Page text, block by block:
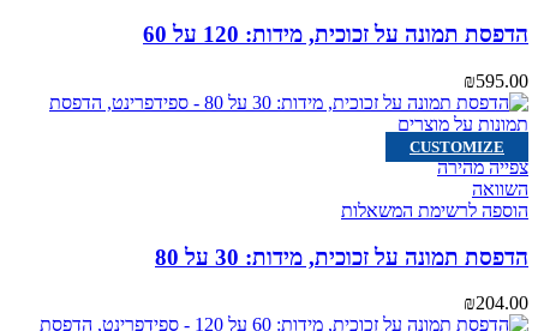
הדפסת תמונה על זכוכית, מידות: 120 על 60
₪595.00
CUSTOMIZE
צפייה מהירה
השוואה
הוספה לרשימת המשאלות
הדפסת תמונה על זכוכית, מידות: 30 על 80
₪204.00